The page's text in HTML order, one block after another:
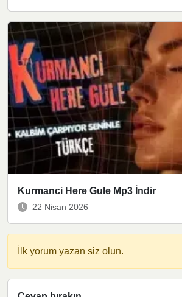
Kurmanci Here Gule Mp3 İndir
22 Nisan 2026
İlk yorum yazan siz olun.